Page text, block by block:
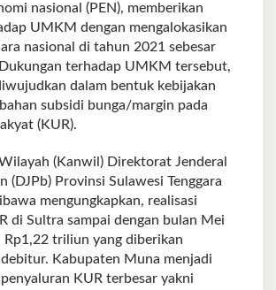
nasional (PEN), memberikan
UMKM dengan mengalokasikan
nasional di tahun 2021 sebesar
terhadap UMKM tersebut,
dalam bentuk kebijakan
subsidi bunga/margin pada
(KUR).
(Kanwil) Direktorat Jenderal
(DJPb) Provinsi Sulawesi Tenggara
mengungkapkan, realisasi
di Sultra sampai dengan bulan Mei
Rp1,22 triliun yang diberikan
Kabupaten Muna menjadi
KUR terbesar yakni